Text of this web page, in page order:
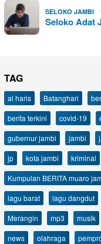
SELOKO JAMBI
Seloko Adat
TAG
al haris Batanghari
berita terkini
covid-19
gubernur jambi
jambi
jp
kota jambi kriminal
Kumpulan BERITA muaro
lagu barat
lagu dangdut
Merangin
mp3 musik
news
olahraga